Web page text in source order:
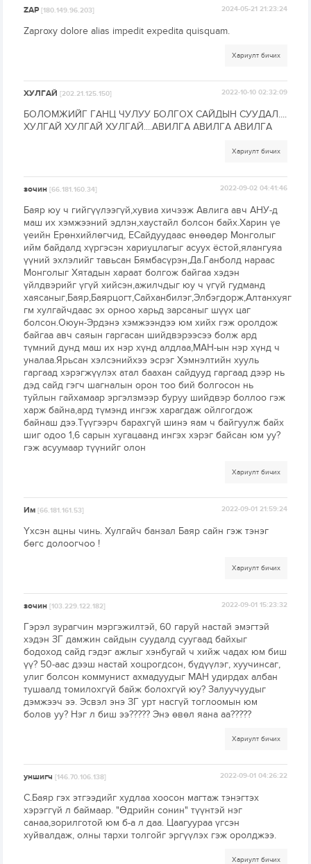
ZAP[180.149.96.203] 2024-05-21 21:23:24
Zaproxy dolore alias impedit expedita quisquam.
Хариулт бичих
ХУЛГАЙ[202.21.125.150] 2022-10-10 02:32:09
БОЛОМЖИЙГ ГАНЦ ЧУЛУУ БОЛГОХ САЙДЫН СУУДАЛ....
ХУЛГАЙ ХУЛГАЙ ХУЛГАЙ....АВИЛГА АВИЛГА АВИЛГА
Хариулт бичих
зочин[66.181.160.34] 2022-09-02 04:41:46
Баяр юу ч гийгүүлээгүй,хувиа хичээж Авлига авч АНУ-д
маш их хэмжээний эдлэн,хаустайл болсон байх.Харин үе
үеийн Ерөнхийлөгчид, ЕСайдуудаас өнөөдөр Монголыг
ийм байдалд хүргэсэн хариуцлагыг асуух ёстой,ялангуяа
үүний эхлэлийг тавьсан Бямбасүрэн,Да.Ганболд нараас
Монголыг Хятадын хараат болгож байгаа хэдэн
үйлдвэрийг үгүй хийсэн,ажилчдыг юу ч үгүй гудманд
хаясаныг,Баяр,Баярцогт,Сайханбилэг,Элбэгдорж,Алтанхуяг
гм хулгайчдаас эх орноо харьд зарсаныг шүүх цаг
болсон.Оюун-Эрдэнэ хэмжээндээ юм хийх гэж оролдож
байгаа авч саяын гаргасан шийдвэрээсээ болж ард
түмний дунд маш их нэр хүнд алдлаа,МАН-ын нэр хүнд ч
уналаа.Ярьсан хэлсэнийхээ эсрэг Хэмнэлтийн хууль
гаргаад хэрэгжүүлэх атал баахан сайдууд гаргаад дээр нь
дэд сайд гэгч шагналын орон тоо бий болгосон нь
туйлын гайхамаар эргэлзмээр буруу шийдвэр боллоо гэж
харж байна,ард түмэнд ингэж харагдаж ойлгогдож
байнаш дээ.Түүгээрч барахгүй шинэ яам ч байгуулж байх
шиг одоо 1,6 сарын хугацаанд ингэх хэрэг байсан юм уу?
гэж асуумаар түүнийг олон
Хариулт бичих
Им[66.181.161.53] 2022-09-01 21:59:24
Үхсэн ацны чинь. Хулгайч банзал Баяр сайн гэж тэнэг
бөгс долоогчоо !
Хариулт бичих
зочин[103.229.122.182] 2022-09-01 15:23:32
Гэрэл зурагчин мэргэжилтэй, 60 гаруй настай эмэгтэй
хэдэн ЗГ дамжин сайдын суудалд суугаад байхыг
бодоход сайд гэдэг ажлыг хэнбугай ч хийж чадах юм биш
үү? 50-аас дээш настай хоцрогдсон, бүдүүлэг, хуучинсаг,
улиг болсон коммунист ахмадуудыг МАН удирдах албан
тушаалд томилохгүй байж болохгүй юу? Залуучуудыг
дэмжээч ээ. Эсвэл энэ ЗГ урт насгүй тоглоомын юм
болов уу? Нэг л биш ээ????? Энэ өвөл яана аа?????
Хариулт бичих
уншигч[146.70.106.138] 2022-09-01 04:26:22
С.Баяр гэх этгээдийг худлаа хоосон магтаж тэнэгтэх
хэрэггүй л баймаар. "Өдрийн сонин" түүнтэй нэг
санаа,зорилготой юм б-а л даа. Цаагуураа үгсэн
хуйвалдаж, олны тархи толгойг эргүүлэх гэж оролджээ.
Хариулт бичих